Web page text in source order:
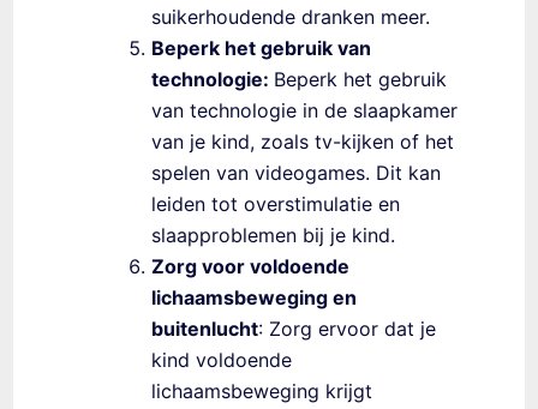
suikerhoudende dranken meer.
Beperk het gebruik van
technologie: Beperk het gebruik
van technologie in de slaapkamer
van je kind, zoals tv-kijken of het
spelen van videogames. Dit kan
leiden tot overstimulatie en
slaapproblemen bij je kind.
Zorg voor voldoende
lichaamsbeweging en
buitenlucht: Zorg ervoor dat je
kind voldoende
lichaamsbeweging krijgt